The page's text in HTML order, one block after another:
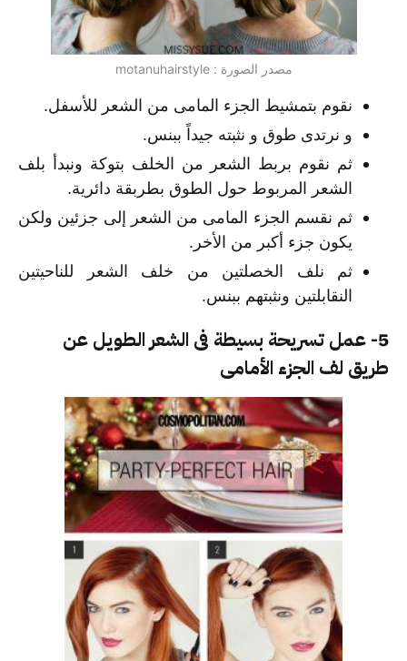
مصدر الصورة : motanuhairstyle
نقوم بتمشيط الجزء المامى من الشعر للأسفل.
و نرتدى طوق و نثبته جيداً ببنس.
ثم نقوم بربط الشعر من الخلف بتوكة ونبدأ بلف
الشعر المربوط حول الطوق بطربقة دائرية.
ثم نقسم الجزء المامى من الشعر إلى جزئين ولكن
يكون جزء أكبر من الأخر.
ثم نلف الخصلتين من خلف الشعر للناحيتين
النقابلتين ونثبتهم ببنس.
5- عمل تسريحة بسيطة فى الشعر الطويل عن
طريق لف الجزء الأمامى